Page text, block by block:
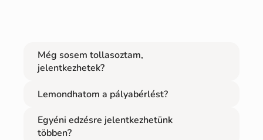
Még sosem tollasoztam,
jelentkezhetek?
Lemondhatom a pályabérlést?
Egyéni edzésre jelentkezhetünk
többen?